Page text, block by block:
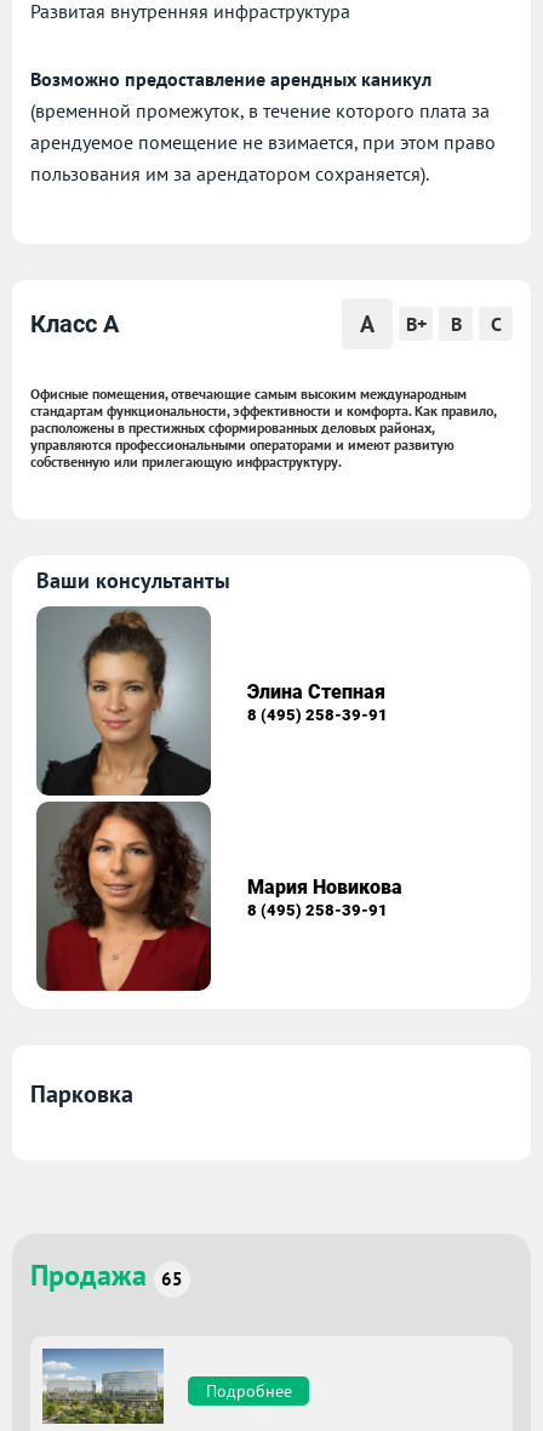
Развитая внутренняя инфраструктура
Возможно предоставление арендных каникул
(временной промежуток, в течение которого плата за
арендуемое помещение не взимается, при этом право
пользования им за арендатором сохраняется).
Класс A A B+ B C
Офисные помещения, отвечающие самым высоким международным
стандартам функциональности, эффективности и комфорта. Как правило,
расположены в престижных сформированных деловых районах,
управляются профессиональными операторами и имеют развитую
собственную или прилегающую инфраструктуру.
Ваши консультанты
Элина Степная
8 (495) 258-39-91
Мария Новикова
8 (495) 258-39-91
Парковка
Продажа 65
Подробнее